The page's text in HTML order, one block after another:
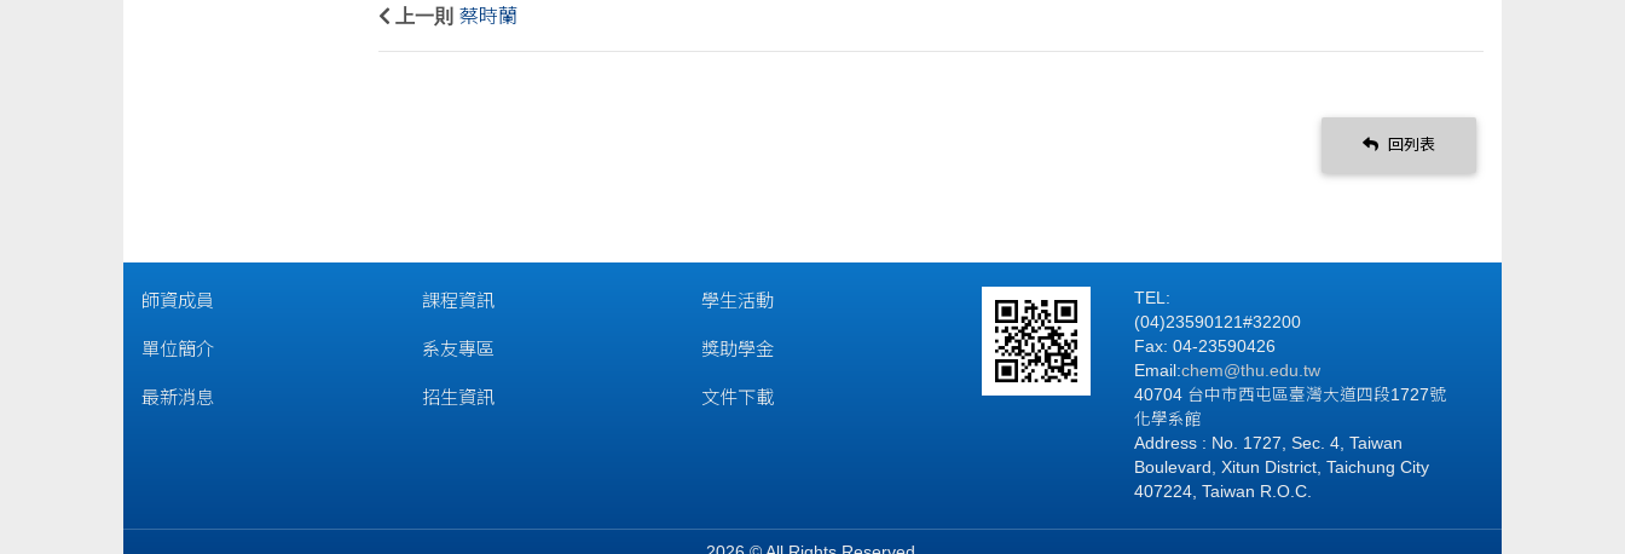
上一則 蔡時蘭
回列表
師資成員
單位簡介
最新消息
課程資訊
系友專區
招生資訊
學生活動
獎助學金
文件下載
TEL:
(04)23590121#32200
Fax: 04-23590426
Email:chem@thu.edu.tw
40704 台中市西屯區臺灣大道四段1727號
化學系館
Address : No. 1727, Sec. 4, Taiwan
Boulevard, Xitun District, Taichung City
407224, Taiwan R.O.C.